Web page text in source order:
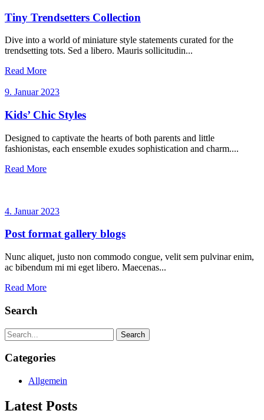
Tiny Trendsetters Collection
Dive into a world of miniature style statements curated for the
trendsetting tots. Sed a libero. Mauris sollicitudin...
Read More
9. Januar 2023
Kids’ Chic Styles
Designed to captivate the hearts of both parents and little
fashionistas, each ensemble exudes sophistication and charm....
Read More
4. Januar 2023
Post format gallery blogs
Nunc aliquet, justo non commodo congue, velit sem pulvinar enim,
ac bibendum mi mi eget libero. Maecenas...
Read More
Search
Search
Categories
Allgemein
Latest Posts